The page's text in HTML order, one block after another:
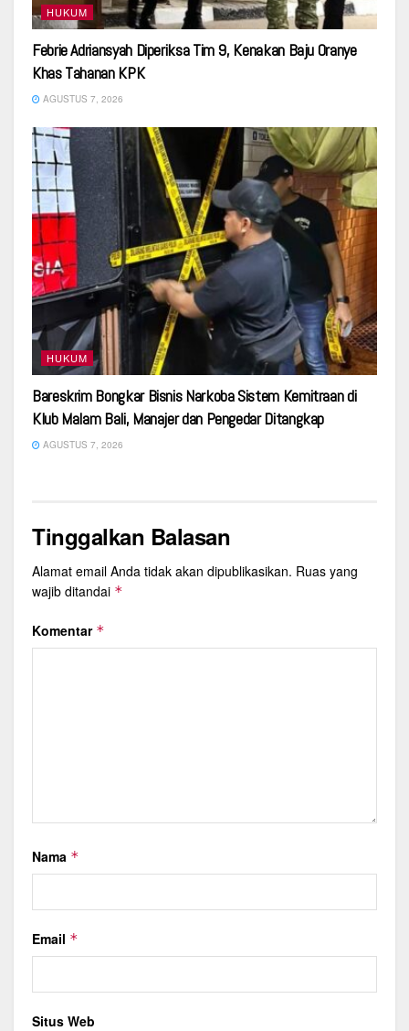
HUKUM
Febrie Adriansyah Diperiksa Tim 9, Kenakan Baju Oranye
Khas Tahanan KPK
AGUSTUS 7, 2026
HUKUM
Bareskrim Bongkar Bisnis Narkoba Sistem Kemitraan di
Klub Malam Bali, Manajer dan Pengedar Ditangkap
AGUSTUS 7, 2026
Tinggalkan Balasan
Alamat email Anda tidak akan dipublikasikan. Ruas yang
wajib ditandai *
Komentar *
Nama *
Email *
Situs Web